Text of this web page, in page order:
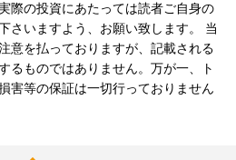
際の投資にあたっては読者ご自身の
さいますよう、お願い致します。 当
意を払っておりますが、記載される
るものではありません。万が一、ト
害等の保証は一切行っておりません